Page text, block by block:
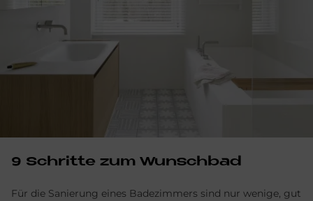
9 Schritte zum Wunschbad
Für die Sanierung eines Badezimmers sind nur wenige, gut